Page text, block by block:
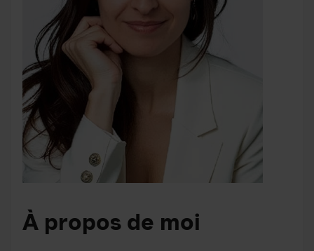
À propos de moi